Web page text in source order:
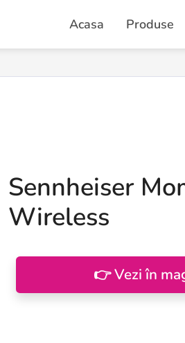
Acasa Produse
Sennheiser
Wireless
👉 Vezi în